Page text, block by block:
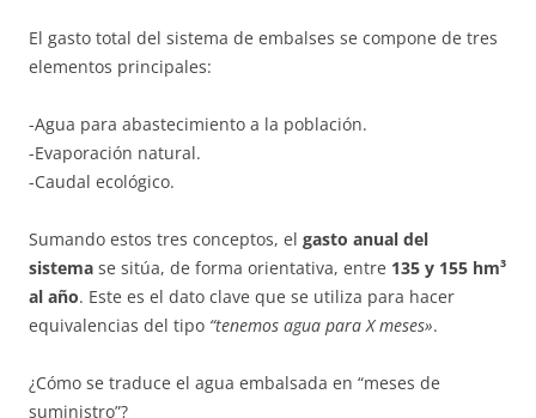
El gasto total del sistema de embalses se compone de tres
elementos principales:
-Agua para abastecimiento a la población.
-Evaporación natural.
-Caudal ecológico.
Sumando estos tres conceptos, el gasto anual del
sistema se sitúa, de forma orientativa, entre 135 y 155 hm³
al año. Este es el dato clave que se utiliza para hacer
equivalencias del tipo “tenemos agua para X meses».
¿Cómo se traduce el agua embalsada en “meses de
suministro”?